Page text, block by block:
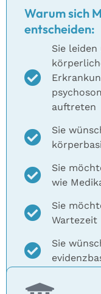
Warum sich
entscheiden:
Sie
auftreten
Sie
Sie
wie
Sie
Wartezeit
Sie